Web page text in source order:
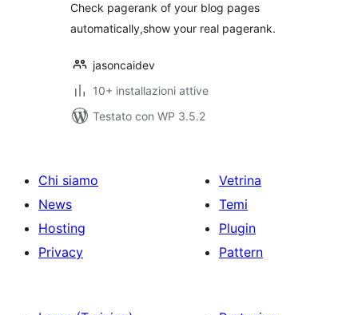
Check pagerank of your blog pages
automatically,show your real pagerank.
jasoncaidev
10+ installazioni attive
Testato con WP 3.5.2
Chi siamo
News
Hosting
Privacy
Vetrina
Temi
Plugin
Pattern